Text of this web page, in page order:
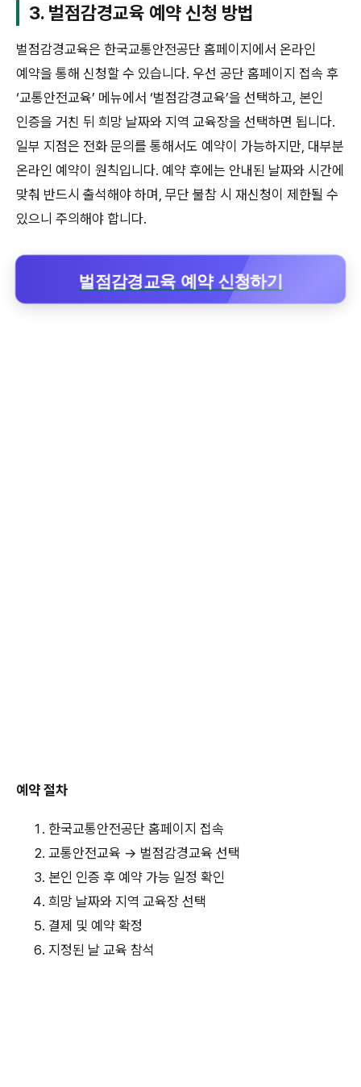
3. 벌점감경교육 예약 신청 방법
벌점감경교육은 한국교통안전공단 홈페이지에서 온라인
예약을 통해 신청할 수 있습니다. 우선 공단 홈페이지 접속 후
‘교통안전교육’ 메뉴에서 ‘벌점감경교육’을 선택하고, 본인
인증을 거친 뒤 희망 날짜와 지역 교육장을 선택하면 됩니다.
일부 지점은 전화 문의를 통해서도 예약이 가능하지만, 대부분
온라인 예약이 원칙입니다. 예약 후에는 안내된 날짜와 시간에
맞춰 반드시 출석해야 하며, 무단 불참 시 재신청이 제한될 수
있으니 주의해야 합니다.
벌점감경교육 예약 신청하기
예약 절차
한국교통안전공단 홈페이지 접속
교통안전교육 → 벌점감경교육 선택
본인 인증 후 예약 가능 일정 확인
희망 날짜와 지역 교육장 선택
결제 및 예약 확정
지정된 날 교육 참석